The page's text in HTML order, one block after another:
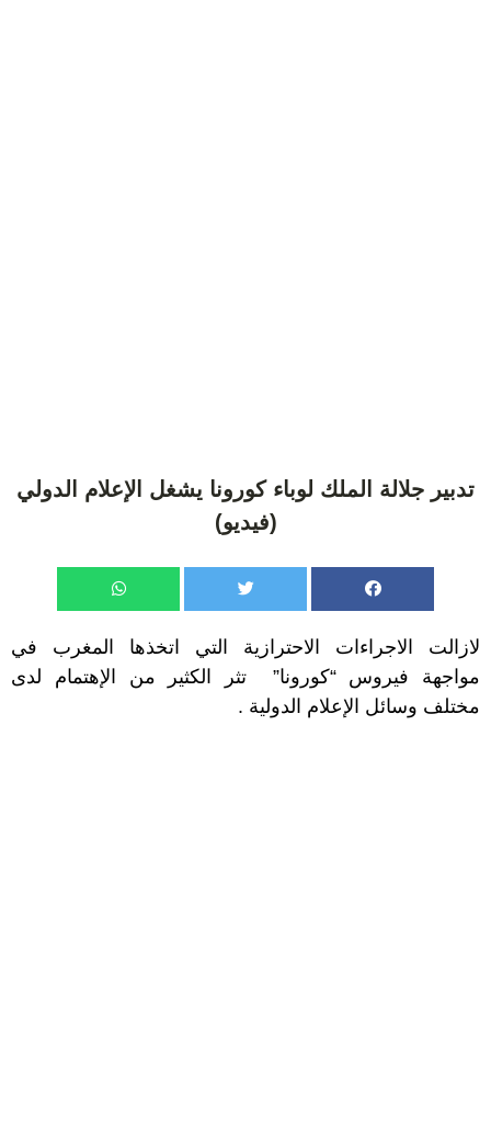
تدبير جلالة الملك لوباء كورونا يشغل الإعلام الدولي
(فيديو)
لازالت الاجراءات الاحترازية التي اتخذها المغرب في
مواجهة فيروس “كورونا” تثر الكثير من الإهتمام لدى
مختلف وسائل الإعلام الدولية .